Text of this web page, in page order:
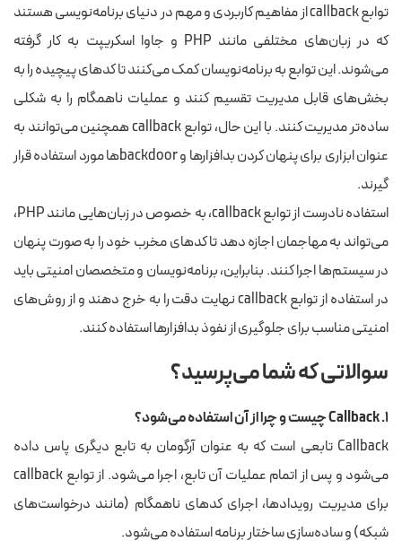
توابع callback از مفاهیم کاربردی و مهم در دنیای برنامه‌نویسی هستند
که در زبان‌های مختلفی مانند PHP و جاوا اسکریپت به کار گرفته
می‌شوند. این توابع به برنامه‌نویسان کمک می‌کنند تا کدهای پیچیده را به
بخش‌های قابل مدیریت تقسیم کنند و عملیات ناهمگام را به شکلی
ساده‌تر مدیریت کنند. با این حال، توابع callback همچنین می‌توانند به
عنوان ابزاری برای پنهان کردن بدافزارها و backdoorها مورد استفاده قرار
گیرند.
استفاده نادرست از توابع callback، به خصوص در زبان‌هایی مانند PHP،
می‌تواند به مهاجمان اجازه دهد تا کدهای مخرب خود را به صورت پنهان
در سیستم‌ها اجرا کنند. بنابراین، برنامه‌نویسان و متخصصان امنیتی باید
در استفاده از توابع callback نهایت دقت را به خرج دهند و از روش‌های
امنیتی مناسب برای جلوگیری از نفوذ بدافزارها استفاده کنند.
سوالاتی که شما می‌پرسید؟
۱. Callback چیست و چرا از آن استفاده می‌شود؟
Callback تابعی است که به عنوان آرگومان به تابع دیگری پاس داده
می‌شود و پس از اتمام عملیات آن تابع، اجرا می‌شود. از توابع callback
برای مدیریت رویدادها، اجرای کدهای ناهمگام (مانند درخواست‌های
شبکه) و ساده‌سازی ساختار برنامه استفاده می‌شود.